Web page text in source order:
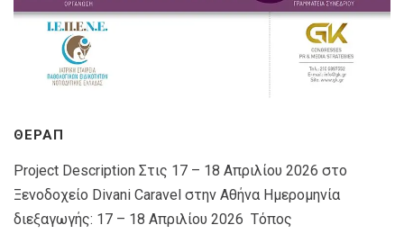
ΘΕΡΑΠ
Project Description Στις 17 – 18 Απριλίου 2026 στο
Ξενοδοχείο Divani Caravel στην Αθήνα Ημερομηνία
διεξαγωγής: 17 – 18 Απριλίου 2026 Τόπος